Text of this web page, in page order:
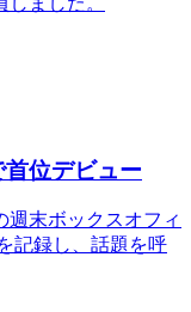
位デビュー
週末ボックスオフィ
記録し、話題を呼